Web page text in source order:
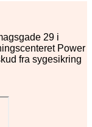
29 i
Power
fra sygesikring